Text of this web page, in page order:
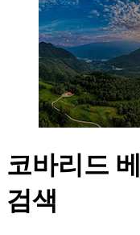
코바리드
검색